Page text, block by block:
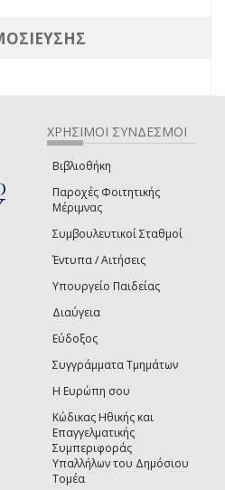
filter
sends e-mail)
ΧΡΗΣΙΜΟΙ ΣΥΝΔΕΣΜΟΙ
Βιβλιοθήκη
Παροχές Φοιτητικής
Μέριμνας
Συμβουλευτικοί Σταθμοί
Έντυπα / Αιτήσεις
Υπουργείο Παιδείας
Διαύγεια
Εύδοξος
Συγγράμματα Τμημάτων
Η Ευρώπη σου
Κώδικας Ηθικής και
Επαγγελματικής
Συμπεριφοράς
Υπαλλήλων του Δημόσιου
Τομέα